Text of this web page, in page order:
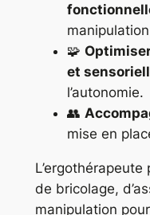
🧩
et
l’autonomie.
👥
mise en
de bricolage,
manipulation